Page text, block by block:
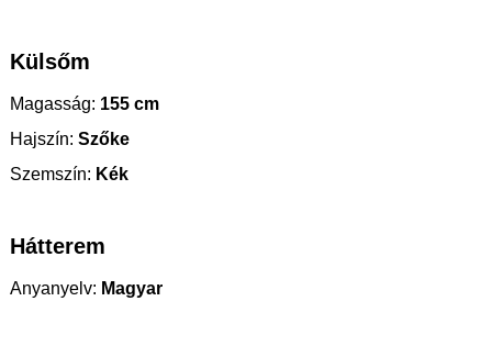
Külsőm
Magasság: 155 cm
Hajszín: Szőke
Szemszín: Kék
Hátterem
Anyanyelv: Magyar